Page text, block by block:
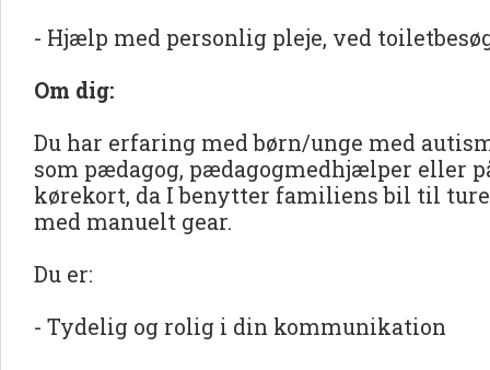
- Hjælp med personlig pleje, ved
Om dig:
Du har erfaring med børn/unge med
som pædagog, pædagogmedhjælper eller
kørekort, da I benytter familiens bil til
med manuelt gear.
Du er:
- Tydelig og rolig i din kommunikation